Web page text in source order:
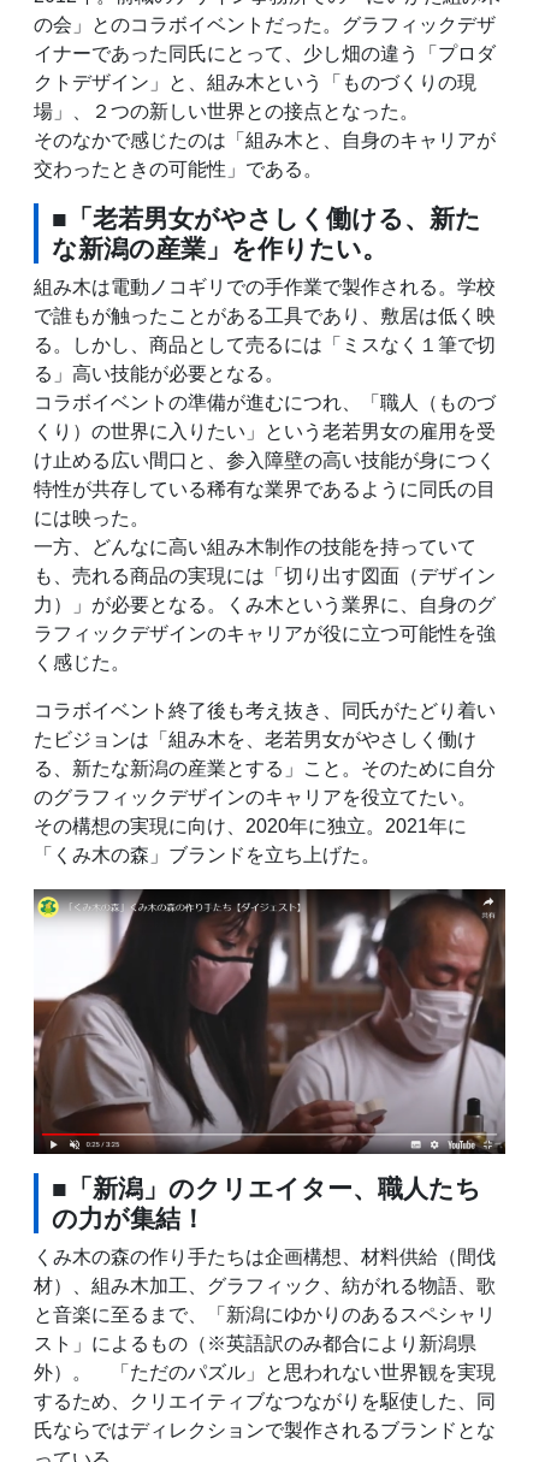
の会」とのコラボイベントだった。グラフィックデザ
イナーであった同氏にとって、少し畑の違う「プロダ
クトデザイン」と、組み木という「ものづくりの現
場」、２つの新しい世界との接点となった。
そのなかで感じたのは「組み木と、自身のキャリアが
交わったときの可能性」である。
■「老若男女がやさしく働ける、新た
な新潟の産業」を作りたい。
組み木は電動ノコギリでの手作業で製作される。学校
で誰もが触ったことがある工具であり、敷居は低く映
る。しかし、商品として売るには「ミスなく１筆で切
る」高い技能が必要となる。
コラボイベントの準備が進むにつれ、「職人（ものづ
くり）の世界に入りたい」という老若男女の雇用を受
け止める広い間口と、参入障壁の高い技能が身につく
特性が共存している稀有な業界であるように同氏の目
には映った。
一方、どんなに高い組み木制作の技能を持っていて
も、売れる商品の実現には「切り出す図面（デザイン
力）」が必要となる。くみ木という業界に、自身のグ
ラフィックデザインのキャリアが役に立つ可能性を強
く感じた。
コラボイベント終了後も考え抜き、同氏がたどり着い
たビジョンは「組み木を、老若男女がやさしく働け
る、新たな新潟の産業とする」こと。そのために自分
のグラフィックデザインのキャリアを役立てたい。
その構想の実現に向け、2020年に独立。2021年に
「くみ木の森」ブランドを立ち上げた。
■「新潟」のクリエイター、職人たち
の力が集結！
くみ木の森の作り手たちは企画構想、材料供給（間伐
材）、組み木加工、グラフィック、紡がれる物語、歌
と音楽に至るまで、「新潟にゆかりのあるスペシャリ
スト」によるもの（※英語訳のみ都合により新潟県
外）。 「ただのパズル」と思われない世界観を実現
するため、クリエイティブなつながりを駆使した、同
氏ならではディレクションで製作されるブランドとな